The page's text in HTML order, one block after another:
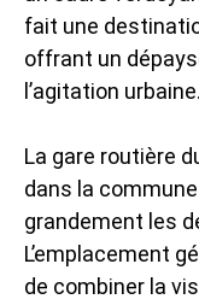
fait une
offrant un
l’agitation urbaine.
La gare routière
dans la
grandement les
L’emplacement
de combiner la